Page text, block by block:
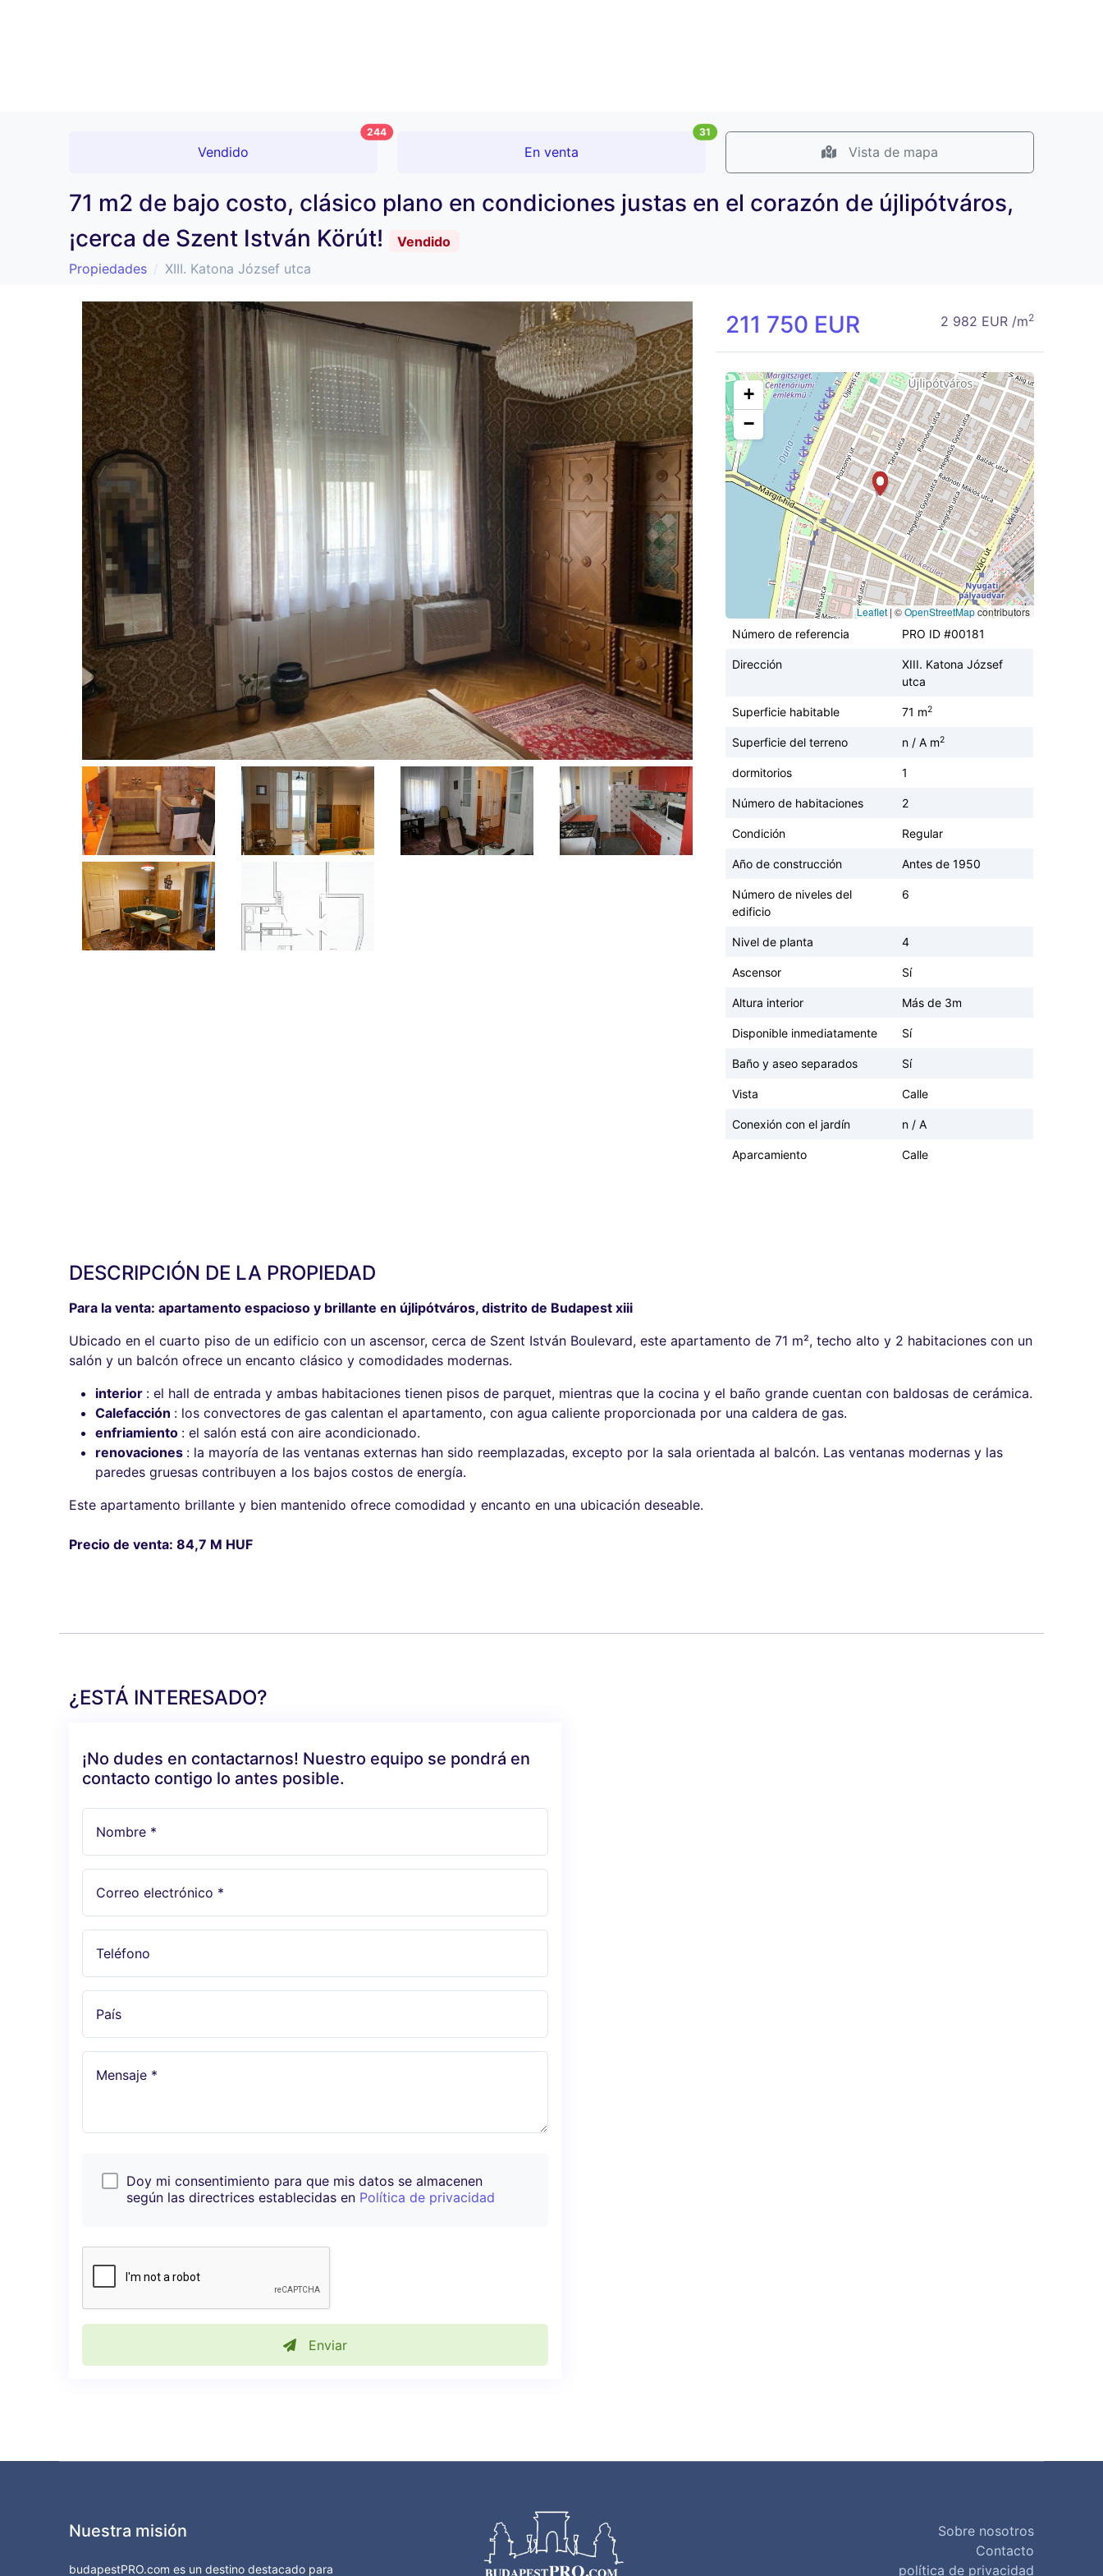
Vendido
244
En venta
31
Vista de mapa
71 m2 de bajo costo, clásico plano en condiciones justas en el corazón de újlipótváros,
¡cerca de Szent István Körút!
Vendido
Propiedades
XIII. Katona József utca
211 750 EUR 2 982 EUR /m2
+
−
Leaflet | ©OpenStreetMapcontributors
Número de referencia
PRO ID #00181
Dirección
XIII. Katona József
utca
Superficie habitable 71 m2
Superficie del terreno n / A m2
dormitorios 1
Número de habitaciones 2
Condición Regular
Año de construcción Antes de 1950
Número de niveles del
edificio
6
Nivel de planta 4
Ascensor Sí
Altura interior Más de 3m
Disponible inmediatamente Sí
Baño y aseo separados Sí
Vista Calle
Conexión con el jardín n / A
Aparcamiento Calle
DESCRIPCIÓN DE LA PROPIEDAD
Para la venta: apartamento espacioso y brillante en újlipótváros, distrito de Budapest xiii
Ubicado en el cuarto piso de un edificio con un ascensor, cerca de Szent István Boulevard, este apartamento de 71 m², techo alto y 2 habitaciones con un
salón y un balcón ofrece un encanto clásico y comodidades modernas.
interior : el hall de entrada y ambas habitaciones tienen pisos de parquet, mientras que la cocina y el baño grande cuentan con baldosas de cerámica.
Calefacción : los convectores de gas calentan el apartamento, con agua caliente proporcionada por una caldera de gas.
enfriamiento : el salón está con aire acondicionado.
renovaciones : la mayoría de las ventanas externas han sido reemplazadas, excepto por la sala orientada al balcón. Las ventanas modernas y las
paredes gruesas contribuyen a los bajos costos de energía.
Este apartamento brillante y bien mantenido ofrece comodidad y encanto en una ubicación deseable.
Precio de venta: 84,7 M HUF
¿ESTÁ INTERESADO?
¡No dudes en contactarnos! Nuestro equipo se pondrá en
contacto contigo lo antes posible.
Nombre *
Correo electrónico *
Teléfono
País
Mensaje *
Doy mi consentimiento para que mis datos se almacenen
según las directrices establecidas en Política de privacidad
Enviar
Nuestra misión
budapestPRO.com es un destino destacado para
Sobre nosotros
Contacto
política de privacidad